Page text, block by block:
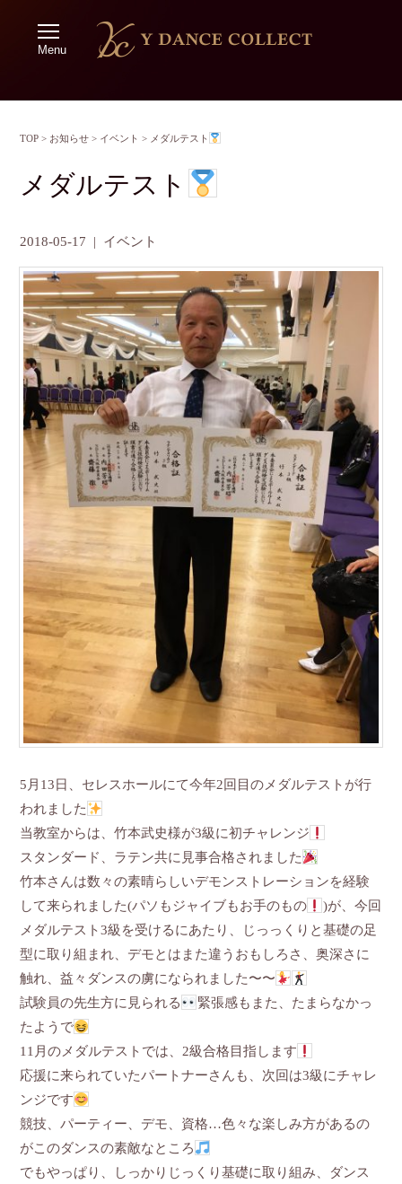
Menu
TOP > お知らせ > イベント > メダルテスト
メダルテスト
2018-05-17 | イベント
5月13日、セレスホールにて今年2回目のメダルテストが行
われました
当教室からは、竹本武史様が3級に初チャレンジ
スタンダード、ラテン共に見事合格されました
竹本さんは数々の素晴らしいデモンストレーションを経験
して来られました(パソもジャイブもお手のもの
)が、今回
メダルテスト3級を受けるにあたり、じっっくりと基礎の足
型に取り組まれ、デモとはまた違うおもしろさ、奥深さに
触れ、益々ダンスの虜になられました〜〜
試験員の先生方に見られる
緊張感もまた、たまらなかっ
たようで
11月のメダルテストでは、2級合格目指します
応援に来られていたパートナーさんも、次回は3級にチャレ
ンジです
競技、パーティー、デモ、資格…色々な楽しみ方があるの
がこのダンスの素敵なところ
でもやっぱり、しっかりじっくり基礎に取り組み、ダンス